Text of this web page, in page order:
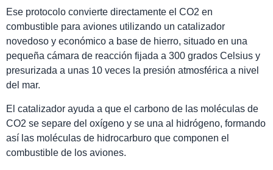
Ese protocolo convierte directamente el CO2 en
combustible para aviones utilizando un catalizador
novedoso y económico a base de hierro, situado en una
pequeña cámara de reacción fijada a 300 grados Celsius y
presurizada a unas 10 veces la presión atmosférica a nivel
del mar.
El catalizador ayuda a que el carbono de las moléculas de
CO2 se separe del oxígeno y se una al hidrógeno, formando
así las moléculas de hidrocarburo que componen el
combustible de los aviones.